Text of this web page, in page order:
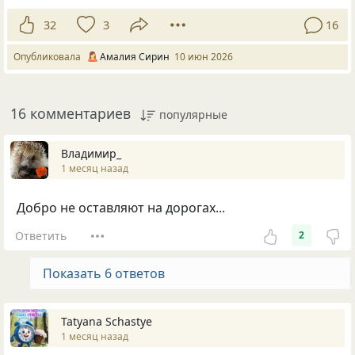
32 3 16
Опубликовала Амалия Сирин 10 июн 2026
16 комментариев популярные
Владимир_
1 месяц назад
Добро не оставляют на дорогах...
Ответить 2
Показать 6 ответов
Tatyana Schastye
1 месяц назад